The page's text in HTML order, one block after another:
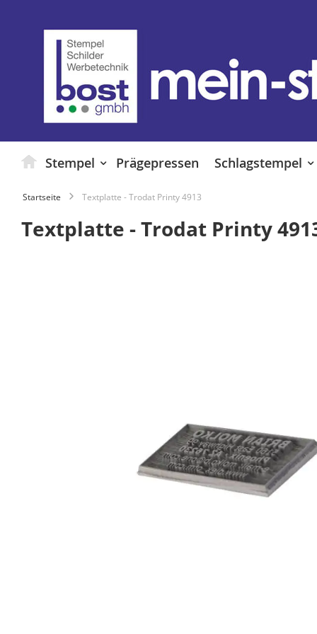
Stempel Prägepressen Schlagstempel
Startseite Textplatte - Trodat Printy 4913
Textplatte - Trodat Printy